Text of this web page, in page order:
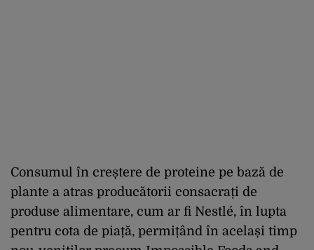
Consumul în creștere de proteine ​​pe bază de
plante a atras producătorii consacrați de
produse alimentare, cum ar fi Nestlé, în lupta
pentru cota de piață, permițând în același timp